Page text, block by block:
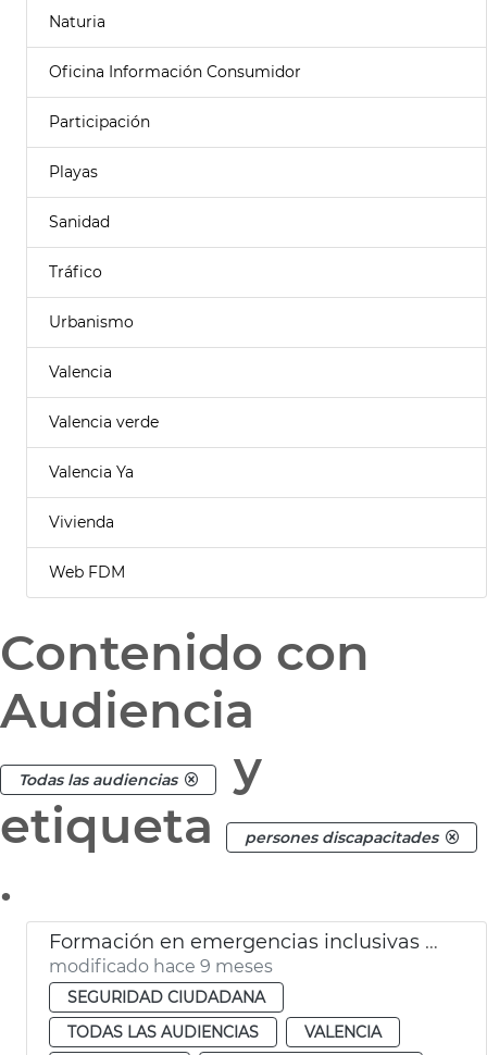
Naturia
Oficina Información Consumidor
Participación
Playas
Sanidad
Tráfico
Urbanismo
Valencia
Valencia verde
Valencia Ya
Vivienda
Web FDM
Contenido con
Audiencia
Todas las audiencias
y
etiqueta
persones discapacitades
.
Formación en emergencias inclusivas para Bomberos
modificado hace 9 meses
SEGURIDAD CIUDADANA
TODAS LAS AUDIENCIAS
VALENCIA